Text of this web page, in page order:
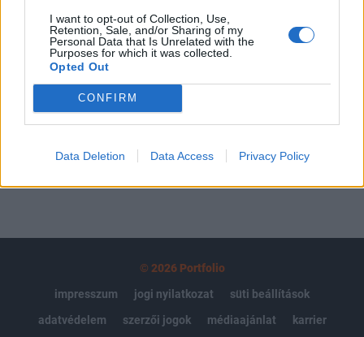
I want to opt-out of Collection, Use,
Retention, Sale, and/or Sharing of my
Personal Data that Is Unrelated with the
Purposes for which it was collected.
Opted Out
CONFIRM
Data Deletion Data Access Privacy Policy
Kötéslisták: BÉT elmúlt 2 év napon belüli
kötéslistái
Előfizetés
© 2026 Portfolio
impresszum
jogi nyilatkozat
süti beállítások
adatvédelem
szerzői jogok médiaajánlat
karrier